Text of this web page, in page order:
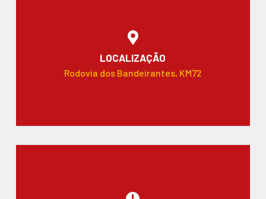
LOCALIZAÇÃO
Rodovia dos Bandeirantes, KM72